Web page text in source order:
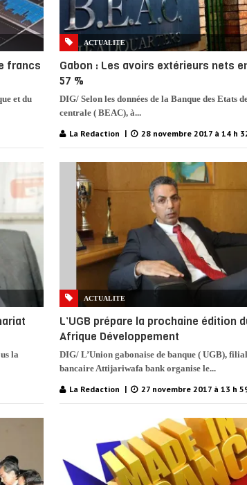
francs
et du
ACTUALITE
Gabon : Les avoirs extérieurs nets
57 %
DIG/ Selon les données de la Banque des Etats
centrale ( BEAC), à...
La Redaction
28 novembre 2017 à 14 h
la
ACTUALITE
L’UGB prépare la prochaine édition
Afrique Développement
DIG/ L’Union gabonaise de banque ( UGB),
bancaire Attijariwafa bank organise le...
La Redaction
27 novembre 2017 à 13 h